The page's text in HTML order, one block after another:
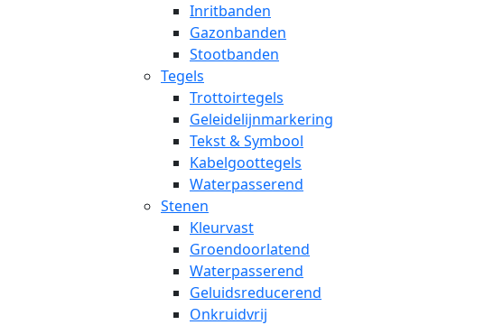
Inritbanden
Gazonbanden
Stootbanden
Tegels
Trottoirtegels
Geleidelijnmarkering
Tekst & Symbool
Kabelgoottegels
Waterpasserend
Stenen
Kleurvast
Groendoorlatend
Waterpasserend
Geluidsreducerend
Onkruidvrij